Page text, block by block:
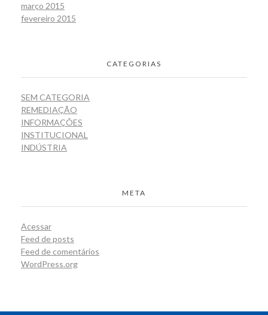
março 2015
fevereiro 2015
CATEGORIAS
SEM CATEGORIA
REMEDIAÇÃO
INFORMAÇÕES
INSTITUCIONAL
INDÚSTRIA
META
Acessar
Feed de posts
Feed de comentários
WordPress.org